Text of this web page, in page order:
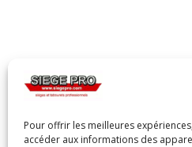
Pour offrir les meilleures
accéder aux informations des